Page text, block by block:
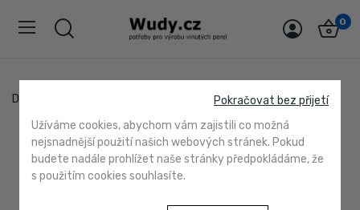
0
Domů
Vyprodáno
Pokračovat bez přijetí
Užíváme cookies, abychom vám zajistili co možná
nejsnadnější použití našich webových stránek. Pokud
budete nadále prohlížet naše stránky předpokládáme, že
s použitím cookies souhlasíte.